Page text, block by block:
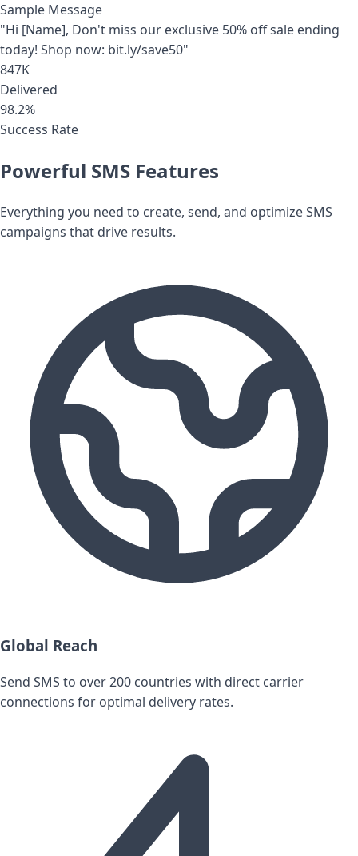
Sample Message
"Hi [Name], Don't miss our exclusive 50% off sale ending
today! Shop now: bit.ly/save50"
847K
Delivered
98.2%
Success Rate
Powerful SMS Features
Everything you need to create, send, and optimize SMS
campaigns that drive results.
Global Reach
Send SMS to over 200 countries with direct carrier
connections for optimal delivery rates.